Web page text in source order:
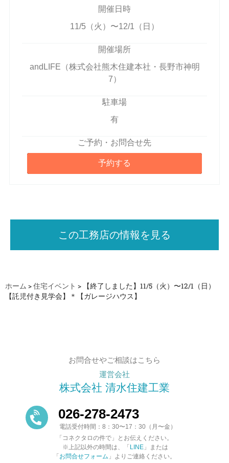
開催日時
11/5（火）〜12/1（日）
開催場所
andLIFE（株式会社熊木住建本社・長野市神明
7）
駐車場
有
ご予約・お問合せ先
予約する
この工務店の情報を見る
ホーム >住宅イベント >
【終了しました】11/5（火）〜12/1（日）
【託児付き見学会】＊【ガレージハウス】
お問合せやご相談はこちら
運営会社
株式会社 清水住建工業
026-278-2473
電話受付時間：8：30〜17：30（月〜金）
「コネクタロの件で」とお伝えください。
※上記以外の時間は、「LINE 」または
「お問合せフォーム 」よりご連絡ください。